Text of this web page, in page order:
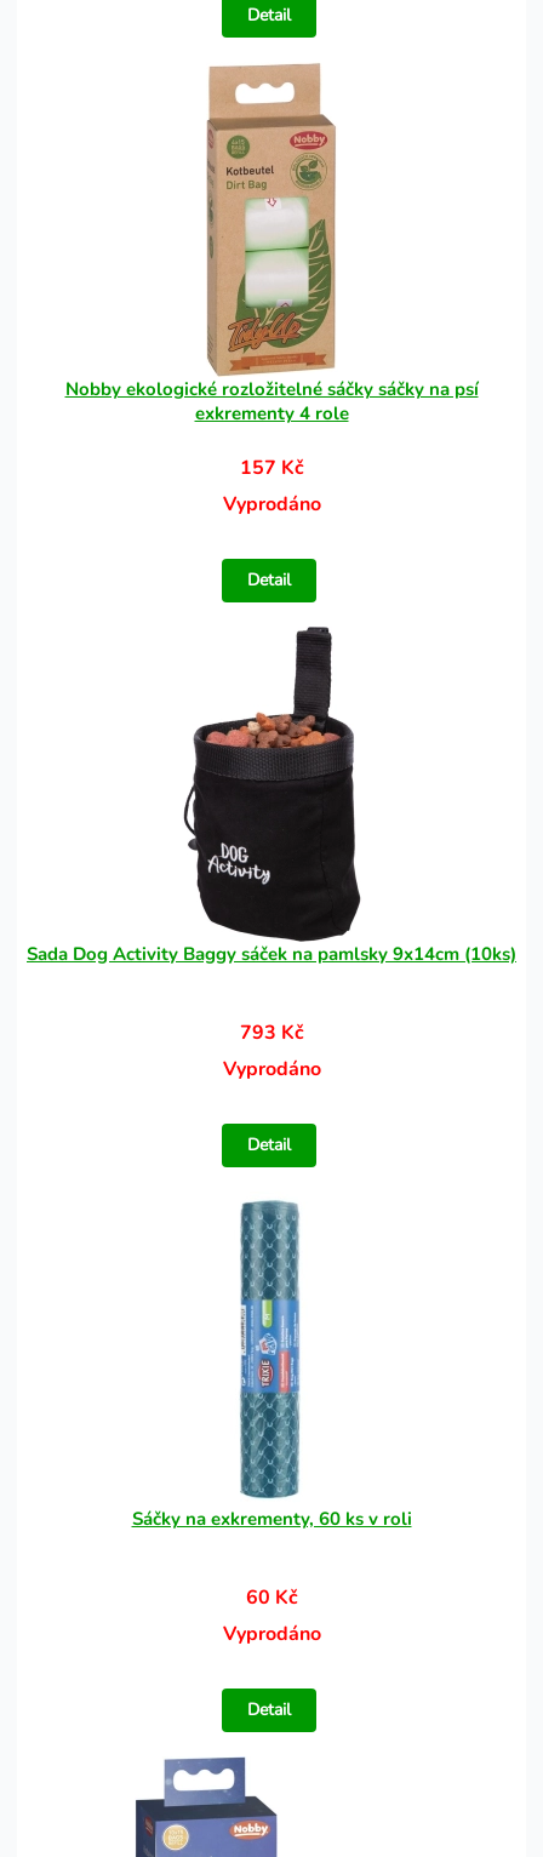
Detail
Nobby ekologické rozložitelné sáčky sáčky na psí
exkrementy 4 role
157 Kč
Vyprodáno
Detail
Sada Dog Activity Baggy sáček na pamlsky 9x14cm (10ks)
793 Kč
Vyprodáno
Detail
Sáčky na exkrementy, 60 ks v roli
60 Kč
Vyprodáno
Detail